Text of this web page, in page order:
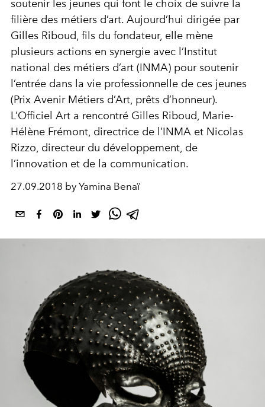
soutenir les jeunes qui font le choix de suivre la
filière des métiers d’art. Aujourd’hui dirigée par
Gilles Riboud, fils du fondateur, elle mène
plusieurs actions en synergie avec l’Institut
national des métiers d’art (INMA) pour soutenir
l’entrée dans la vie professionnelle de ces jeunes
(Prix Avenir Métiers d’Art, prêts d’honneur).
L’Officiel Art a rencontré Gilles Riboud, Marie-
Hélène Frémont, directrice de l’INMA et Nicolas
Rizzo, directeur du développement, de
l’innovation et de la communication.
27.09.2018 by Yamina Benaï